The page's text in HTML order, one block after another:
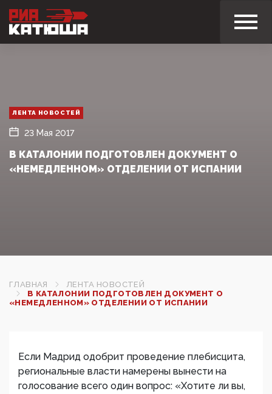
ЛЕНТА НОВОСТЕЙ
23 Мая 2017
В КАТАЛОНИИ ПОДГОТОВЛЕН ДОКУМЕНТ О
«НЕМЕДЛЕННОМ» ОТДЕЛЕНИИ ОТ ИСПАНИИ‍
ГЛАВНАЯ
ЛЕНТА НОВОСТЕЙ
В КАТАЛОНИИ ПОДГОТОВЛЕН ДОКУМЕНТ О
«НЕМЕДЛЕННОМ» ОТДЕЛЕНИИ ОТ ИСПАНИИ‍
Если Мадрид одобрит проведение плебисцита,
региональные власти намерены вынести на
голосование всего один вопрос: «Хотите ли вы,